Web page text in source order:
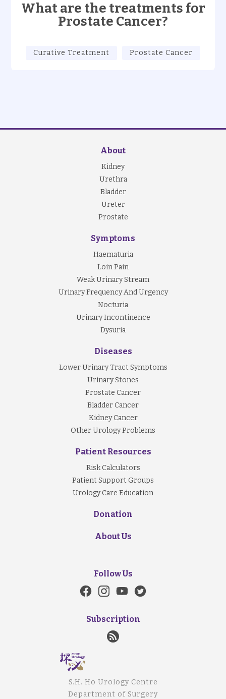
What are the treatments for
Prostate Cancer?
Curative Treatment Prostate Cancer
About
Kidney
Urethra
Bladder
Ureter
Prostate
Symptoms
Haematuria
Loin Pain
Weak Urinary Stream
Urinary Frequency And Urgency
Nocturia
Urinary Incontinence
Dysuria
Diseases
Lower Urinary Tract Symptoms
Urinary Stones
Prostate Cancer
Bladder Cancer
Kidney Cancer
Other Urology Problems
Patient Resources
Risk Calculators
Patient Support Groups
Urology Care Education
Donation
About Us
Follow Us
Subscription
S.H. Ho Urology Centre
Department of Surgery